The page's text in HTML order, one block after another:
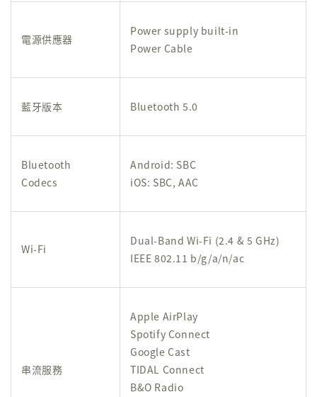
電源供應器
Power supply built-in
Power Cable
藍牙版本 Bluetooth 5.0
Bluetooth
Codecs
Android: SBC
iOS: SBC, AAC
Wi-Fi
Dual-Band Wi-Fi (2.4 & 5 GHz)
IEEE 802.11 b/g/a/n/ac
串流服務
Apple AirPlay
Spotify Connect
Google Cast
TIDAL Connect
B&O Radio